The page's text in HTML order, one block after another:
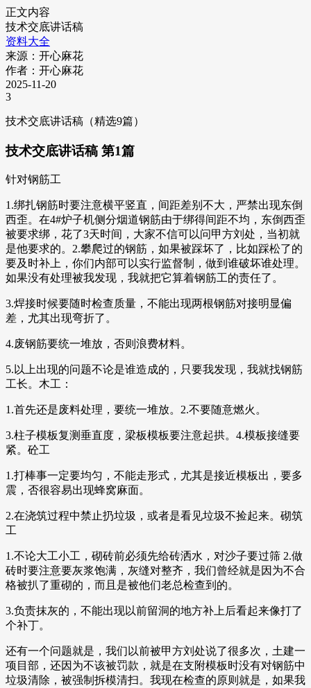
正文内容
技术交底讲话稿
资料大全
来源：开心麻花
作者：开心麻花
2025-11-20
3
技术交底讲话稿（精选9篇）
技术交底讲话稿 第1篇
针对钢筋工
1.绑扎钢筋时要注意横平竖直，间距差别不大，严禁出现东倒
西歪。在4#炉子机侧分烟道钢筋由于绑得间距不均，东倒西歪
被要求绑，花了3天时间，大家不信可以问甲方刘处，当初就
是他要求的。2.攀爬过的钢筋，如果被踩坏了，比如踩松了的
要及时补上，你们内部可以实行监督制，做到谁破坏谁处理。
如果没有处理被我发现，我就把它算着钢筋工的责任了。
3.焊接时候要随时检查质量，不能出现两根钢筋对接明显偏
差，尤其出现弯折了。
4.废钢筋要统一堆放，否则浪费材料。
5.以上出现的问题不论是谁造成的，只要我发现，我就找钢筋
工长。木工：
1.首先还是废料处理，要统一堆放。2.不要随意燃火。
3.柱子模板复测垂直度，梁板模板要注意起拱。4.模板接缝要
紧。砼工
1.打棒事一定要均匀，不能走形式，尤其是接近模板出，要多
震，否很容易出现蜂窝麻面。
2.在浇筑过程中禁止扔垃圾，或者是看见垃圾不捡起来。砌筑
工
1.不论大工小工，砌砖前必须先给砖洒水，对沙子要过筛 2.做
砖时要注意要灰浆饱满，灰缝对整齐，我们曾经就是因为不合
格被扒了重砌的，而且是被他们老总检查到的。
3.负责抹灰的，不能出现以前留洞的地方补上后看起来像打了
个补丁。
还有一个问题就是，我们以前被甲方刘处说了很多次，土建一
项目部，还因为不该被罚款，就是在支附模板时没有对钢筋中
垃圾清除，被强制拆模清扫。我现在检查的原则就是，如果我